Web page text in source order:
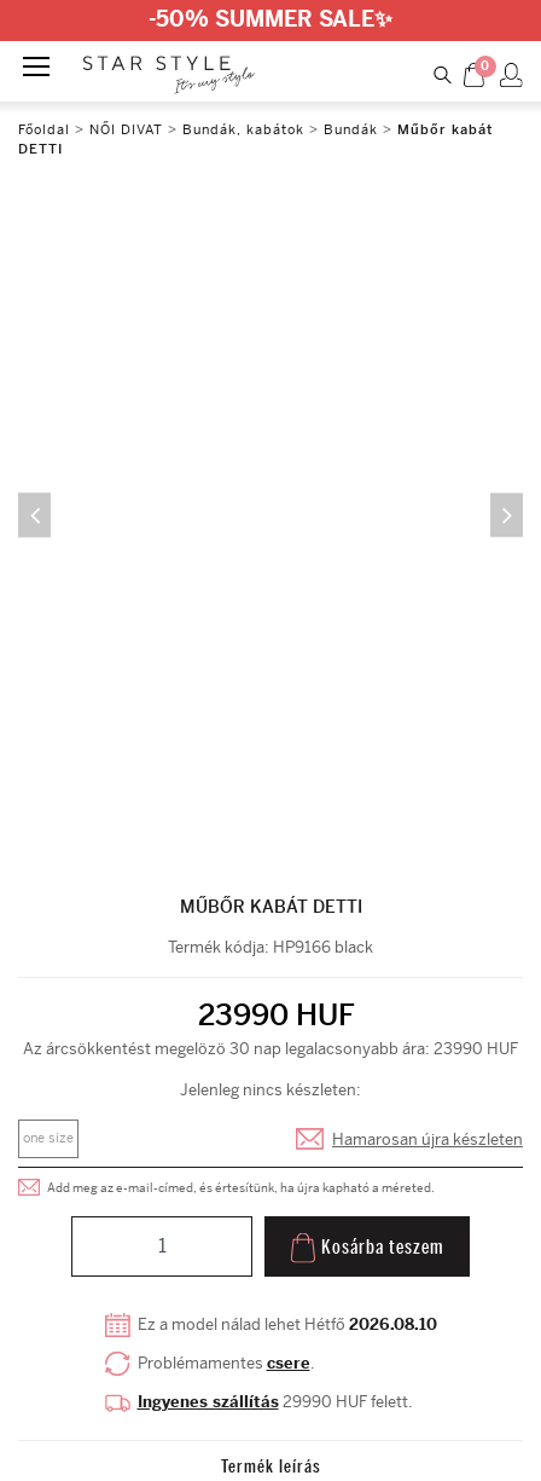
-50% SUMMER SALE✨
0
Főoldal > NŐI DIVAT > Bundák, kabátok > Bundák > Műbőr kabát
DETTI
MŰBŐR KABÁT DETTI
Termék kódja: HP9166 black
23990 HUF
Az árcsökkentést megelözö 30 nap legalacsonyabb ára: 23990 HUF
Jelenleg nincs készleten:
one size Hamarosan újra készleten
Add meg az e-mail-címed, és értesítünk, ha újra kapható a méreted.
Kosárba teszem
Ez a model nálad lehet Hétfő 2026.08.10
Problémamentes csere.
Ingyenes szállítás29990 HUF felett.
Termék leírás